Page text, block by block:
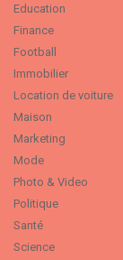
Education
Finance
Football
Immobilier
Location de voiture
Maison
Marketing
Mode
Photo & Video
Politique
Santé
Science